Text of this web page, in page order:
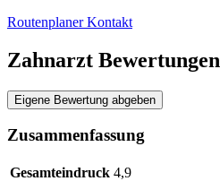
RoutenplanerKontakt
Zahnarzt Bewertungen
Eigene Bewertung abgeben
Zusammenfassung
Gesamteindruck 4,9